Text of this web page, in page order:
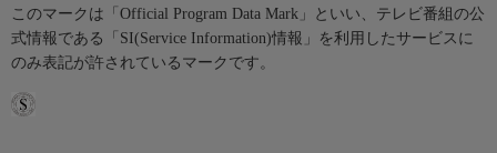
このマークは「Official Program Data Mark」といい、テレビ番組の公
式情報である「SI(Service Information)情報」を利用したサービスに
のみ表記が許されているマークです。